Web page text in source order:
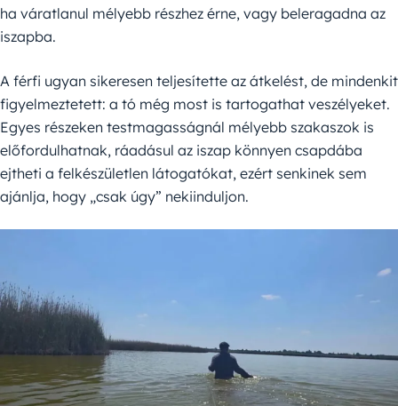
ha váratlanul mélyebb részhez érne, vagy beleragadna az
iszapba.
A férfi ugyan sikeresen teljesítette az átkelést, de mindenkit
figyelmeztetett: a tó még most is tartogathat veszélyeket.
Egyes részeken testmagasságnál mélyebb szakaszok is
előfordulhatnak, ráadásul az iszap könnyen csapdába
ejtheti a felkészületlen látogatókat, ezért senkinek sem
ajánlja, hogy „csak úgy” nekiinduljon.